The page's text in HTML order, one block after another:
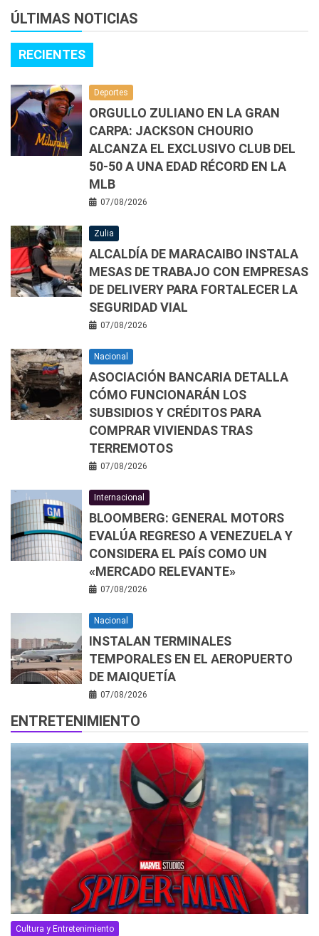
ÚLTIMAS NOTICIAS
RECIENTES
Deportes
ORGULLO ZULIANO EN LA GRAN
CARPA: JACKSON CHOURIO
ALCANZA EL EXCLUSIVO CLUB DEL
50-50 A UNA EDAD RÉCORD EN LA
MLB
07/08/2026
Zulia
ALCALDÍA DE MARACAIBO INSTALA
MESAS DE TRABAJO CON EMPRESAS
DE DELIVERY PARA FORTALECER LA
SEGURIDAD VIAL
07/08/2026
Nacional
ASOCIACIÓN BANCARIA DETALLA
CÓMO FUNCIONARÁN LOS
SUBSIDIOS Y CRÉDITOS PARA
COMPRAR VIVIENDAS TRAS
TERREMOTOS
07/08/2026
Internacional
BLOOMBERG: GENERAL MOTORS
EVALÚA REGRESO A VENEZUELA Y
CONSIDERA EL PAÍS COMO UN
«MERCADO RELEVANTE»
07/08/2026
Nacional
INSTALAN TERMINALES
TEMPORALES EN EL AEROPUERTO
DE MAIQUETÍA
07/08/2026
ENTRETENIMIENTO
Cultura y Entretenimiento